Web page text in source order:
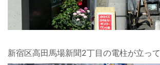
新宿区高田馬場新聞2丁目の電柱が立って